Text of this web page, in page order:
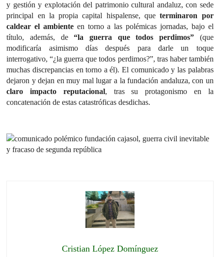
y gestión y explotación del patrimonio cultural andaluz, con sede
principal en la propia capital hispalense, queterminaron por
caldear el ambiente en torno a las polémicas jornadas, bajo el
título, además, de“la guerra que todos perdimos”(que
modificaría asimismo días después para darle un toque
interrogativo, “¿la guerra que todos perdimos?”, tras haber también
muchas discrepancias en torno a él). El comunicado y las palabras
dejaron y dejan en muy mal lugar a la fundación andaluza, con un
claro impacto reputacional, tras su protagonismo en la
concatenación de estas catastróficas desdichas.
Cristian López Domínguez